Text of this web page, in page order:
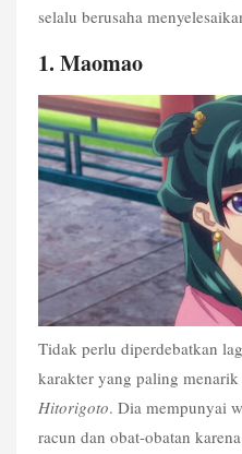
selalu berusaha
1. Maomao
Tidak perlu diperdebatkan
karakter yang paling
Hitorigoto. Dia mempunyai
racun dan obat-obatan